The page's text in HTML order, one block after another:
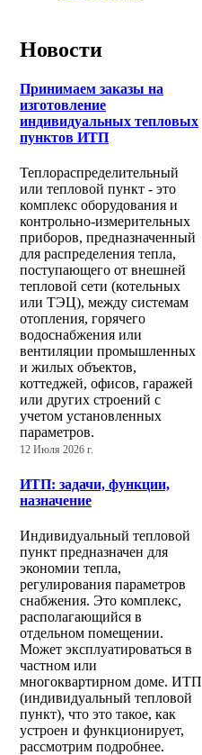
Новости
Принимаем заказы на
изготовление
индивидуальных тепловых
пунктов ИТП
Теплораспределительный
или тепловой пункт - это
комплекс оборудования и
контрольно-измерительных
приборов, предназначенный
для распределения тепла,
поступающего от внешней
тепловой сети (котельных
или ТЭЦ), между системам
отопления, горячего
водоснабжения или
вентиляции промышленных
и жилых объектов,
коттеджей, офисов, гаражей
или других строений с
учетом установленных
параметров.
12 Июля 2026 г.
ИТП: задачи, функции,
назначение
Индивидуальный тепловой
пункт предназначен для
экономии тепла,
регулирования параметров
снабжения. Это комплекс,
располагающийся в
отдельном помещении.
Может эксплуатироваться в
частном или
многоквартирном доме. ИТП
(индивидуальный тепловой
пункт), что это такое, как
устроен и функционирует,
рассмотрим подробнее.